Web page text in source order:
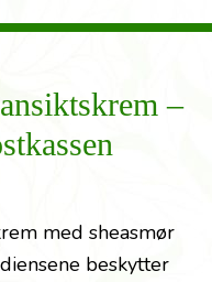
–
med sheasmør
beskytter